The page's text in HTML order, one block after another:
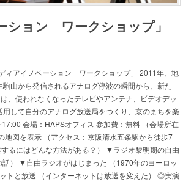
ション ワークショップ」
ィアイノベーション ワークショップ」 2011年、地
山から発信されるアナログ停波の瞬間から、新た
、使われなくなったテレビやアンテナ、ビデオデッ
して自分のアナログ放送局をつくり、京のまちを楽
会場：HAPSオフィス 参加費：無料 （会場所在
図を表示 （アクセス：京阪清水五条駅から徒歩7
るにはどんな方法がある？） ▼ラジオ黎明期の自由
話） ▼自由ラジオがはじまった （1970年のヨーロッ
トと放送 （インターネットは放送を変えた） ◎実演